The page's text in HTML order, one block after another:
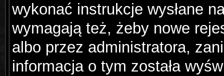
wykonać instrukcje wysłane
wymagają też, żeby nowe
albo przez administratora,
informacja o tym została